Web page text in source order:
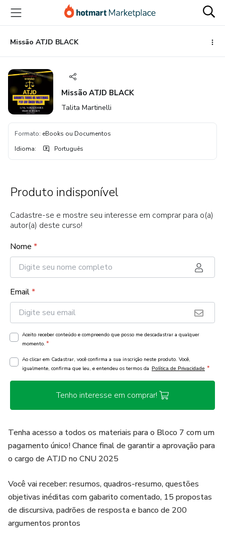
para
conteúdo
principal
para
pagamento
para
rodapé
Missão ATJD BLACK
Missão ATJD BLACK
Talita Martinelli
Formato: eBooks ou Documentos
Idioma: Português
Produto indisponível
Cadastre-se e mostre seu interesse em comprar para o(a)
autor(a) deste curso!
Nome *
Email*
Aceito receber conteúdo e compreendo que posso me descadastrar a qualquer
momento. *
Ao clicar em Cadastrar, você confirma a sua inscrição neste produto. Você,
igualmente, confirma que leu, e entendeu os termos da Política de Privacidade *
Tenho interesse em comprar!
Tenha acesso a todos os materiais para o Bloco 7 com um
pagamento único! Chance final de garantir a aprovação para
o cargo de ATJD no CNU 2025
Você vai receber: resumos, quadros-resumo, questões
objetivas inéditas com gabarito comentado, 15 propostas
de discursiva, padrões de resposta e banco de 200
argumentos prontos